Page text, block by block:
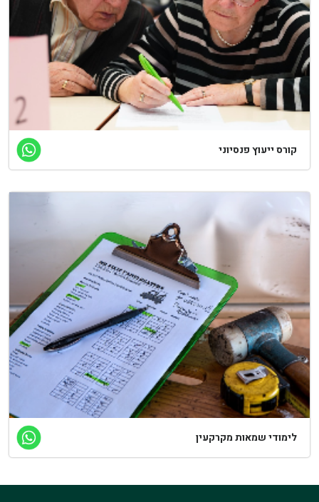
קורס ייעוץ פנסיוני
לימודי שמאות מקרקעין